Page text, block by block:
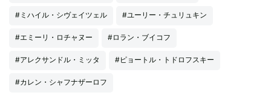
#ミハイル・シヴェイツェル #ユーリー・チュリュキン
#エミーリ・ロチャヌー #ロラン・ブイコフ
#アレクサンドル・ミッタ #ピョートル・トドロフスキー
#カレン・シャフナザーロフ